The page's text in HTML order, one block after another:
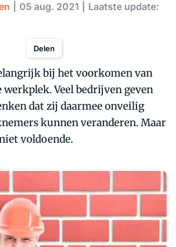
05 aug. 2021
Laatste update:
Delen
bij het voorkomen van
werkplek. Veel bedrijven geven
dat zij daarmee onveilig
kunnen veranderen. Maar
voldoende.